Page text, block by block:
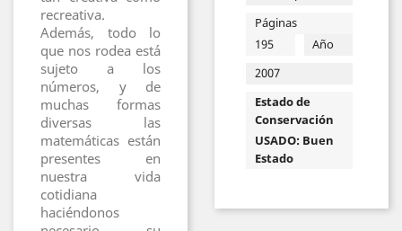
recreativa.
Además, todo lo
que nos rodea está
sujeto a los
números, y de
muchas formas
diversas las
matemáticas están
presentes en
nuestra vida
cotidiana
haciéndonos
Páginas
195
Año
2007
Estado de
Conservación
USADO: Buen
Estado